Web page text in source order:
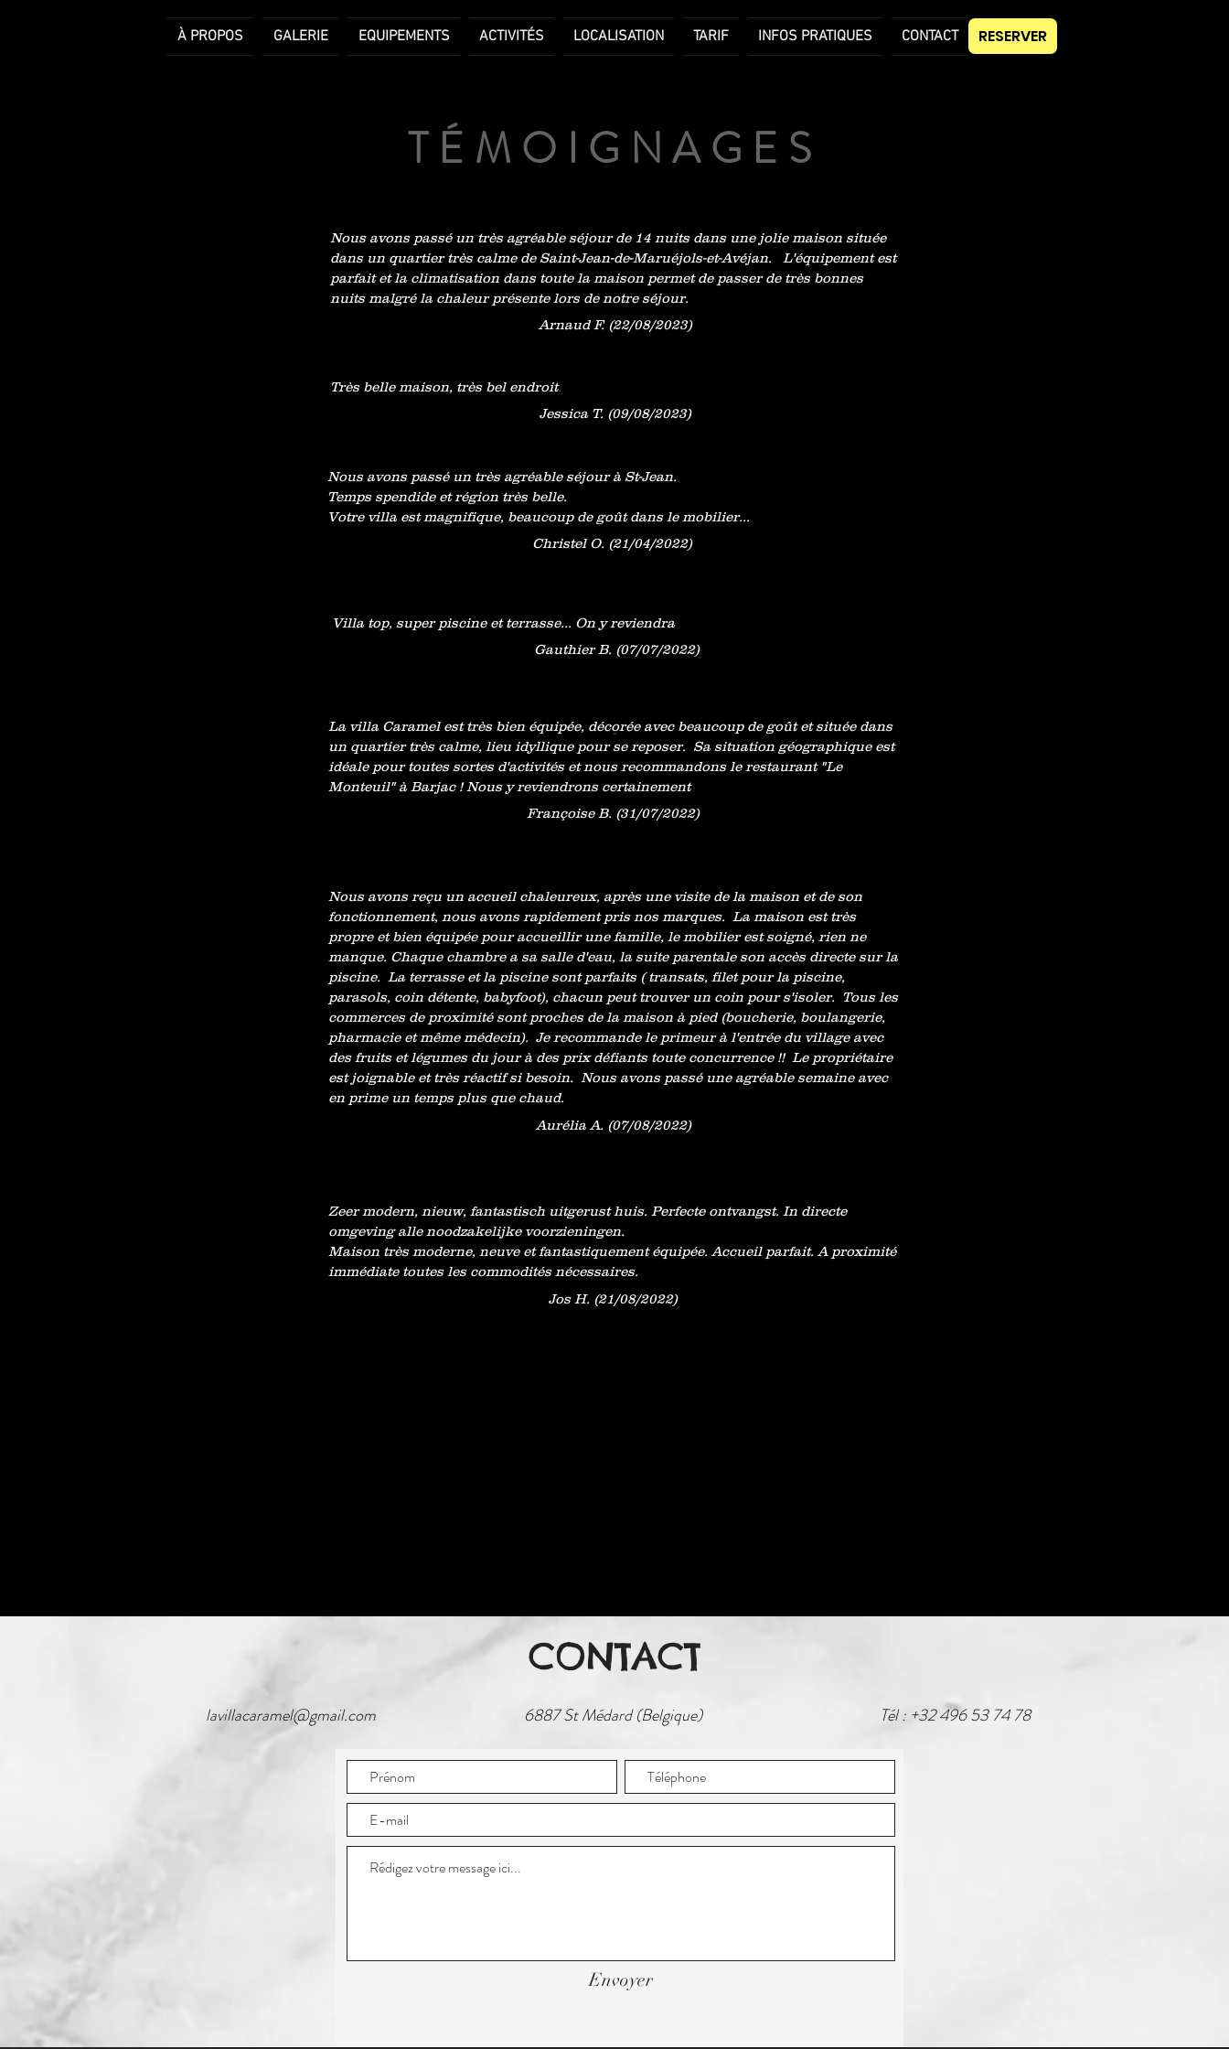
À PROPOS GALERIE EQUIPEMENTS ACTIVITÉS LOCALISATION TARIF INFOS PRATIQUES CONTACT RESERVER
TÉMOIGNAGES
Nous avons passé un très agréable séjour de 14 nuits dans une jolie maison située
dans un quartier très calme de Saint-Jean-de-Maruéjols-et-Avéjan. L'équipement est
parfait et la climatisation dans toute la maison permet de passer de très bonnes
nuits malgré la chaleur présente lors de notre séjour.
Arnaud F. (22/08/2023)
Très belle maison, très bel endroit.
Jessica T. (09/08/2023)
Nous avons passé un très agréable séjour à St-Jean.
Temps spendide et région très belle.
Votre villa est magnifique, beaucoup de goût dans le mobilier...
Christel O. (21/04/2022)
Villa top, super piscine et terrasse... On y reviendra
Gauthier B. (07/07/2022)
-
La villa Caramel est très bien équipée, décorée avec beaucoup de goût et située dans
un quartier très calme, lieu idyllique pour se reposer. Sa situation géographique est
idéale pour toutes sortes d'activités et nous recommandons le restaurant "Le
Monteuil" à Barjac ! Nous y reviendrons certainement
Françoise B. (31/07/2022)
Nous avons reçu un accueil chaleureux, après une visite de la maison et de son
fonctionnement, nous avons rapidement pris nos marques. La maison est très
propre et bien équipée pour accueillir une famille, le mobilier est soigné, rien ne
manque. Chaque chambre a sa salle d'eau, la suite parentale son accès directe sur la
piscine. La terrasse et la piscine sont parfaits ( transats, filet pour la piscine,
parasols, coin détente, babyfoot), chacun peut trouver un coin pour s'isoler. Tous les
commerces de proximité sont proches de la maison à pied (boucherie, boulangerie,
pharmacie et même médecin). Je recommande le primeur à l'entrée du village avec
des fruits et légumes du jour à des prix défiants toute concurrence !! Le propriétaire
est joignable et très réactif si besoin. Nous avons passé une agréable semaine avec
en prime un temps plus que chaud.
Aurélia A. (07/08/2022)
Zeer modern, nieuw, fantastisch uitgerust huis. Perfecte ontvangst. In directe
omgeving alle noodzakelijke voorzieningen.
Maison très moderne, neuve et fantastiquement équipée. Accueil parfait. A proximité
immédiate toutes les commodités nécessaires.
Jos H. (21/08/2022)
CONTACT
Tél : +32 496 53 74 78
lavillacaramel@gmail.com 6887 St Médard (Belgique)
Envoyer